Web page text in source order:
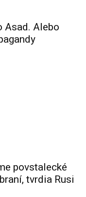
Asad. Alebo
povstalecké
tvrdia Rusi